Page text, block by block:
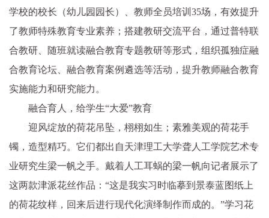
学校的校长（幼儿园园长）、教师全员培训35场，有效提升
了教师特殊教育专业素养；搭建教研交流平台，通过普特联
合教研、随班就读融合教育专题教研等形式，组织孤独症融
合教育论坛、融合教育案例遴选等活动，提升教师融合教育
实施能力和研究能力。
融合育人，给学生“大爱”教育
迎风绽放的荷花吊坠，栩栩如生；素雅美观的荷花手
镯，造型精巧。它们都出自天津理工大学聋人工学院艺术专
业研究生梁一帆之手。戴着人工耳蜗的梁一帆向记者展示了
这两款津派花丝作品：“这是我实习时临摹到景泰蓝图纸上
的荷花纹样，回来后进行现代化演绎制作而成的。”学习花